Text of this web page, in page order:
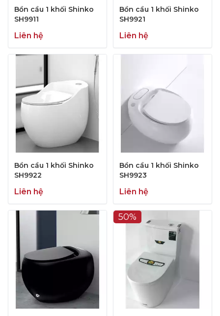
Bồn cầu 1 khối Shinko
SH9911
Liên hệ
Bồn cầu 1 khối Shinko
SH9921
Liên hệ
Bồn cầu 1 khối Shinko
SH9922
Liên hệ
Bồn cầu 1 khối Shinko
SH9923
Liên hệ
50%